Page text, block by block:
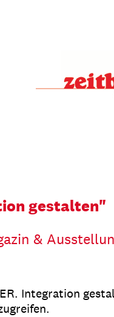
gestalten"
&
Integration